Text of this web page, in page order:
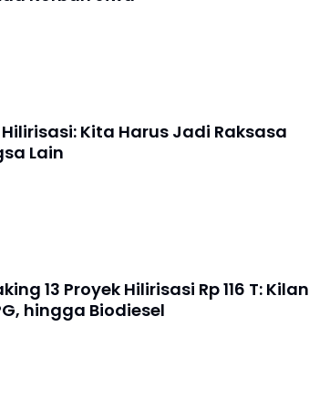
Kita Harus Jadi Raksasa
Lain
13 Proyek Hilirisasi Rp 116 T:
hingga Biodiesel